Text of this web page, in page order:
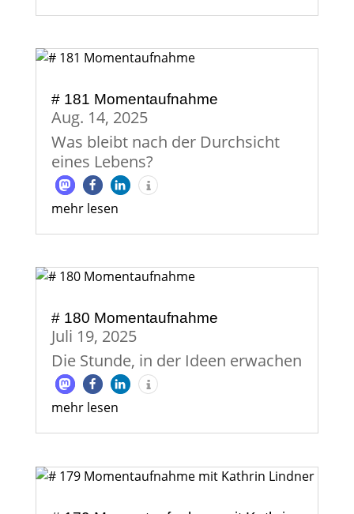
# 181 Momentaufnahme
Aug. 14, 2025
Was bleibt nach der Durchsicht
eines Lebens?
mehr lesen
# 180 Momentaufnahme
Juli 19, 2025
Die Stunde, in der Ideen erwachen
mehr lesen